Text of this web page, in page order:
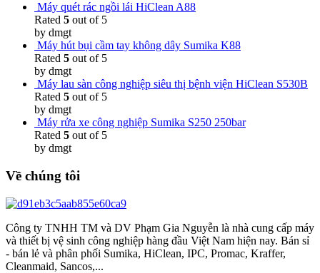
Máy quét rác ngồi lái HiClean A88
Rated 5 out of 5
by dmgt
Máy hút bụi cầm tay không dây Sumika K88
Rated 5 out of 5
by dmgt
Máy lau sàn công nghiệp siêu thị bệnh viện HiClean S530B
Rated 5 out of 5
by dmgt
Máy rửa xe công nghiệp Sumika S250 250bar
Rated 5 out of 5
by dmgt
Về chúng tôi
Công ty TNHH TM và DV Phạm Gia Nguyễn là nhà cung cấp máy
và thiết bị vệ sinh công nghiệp hàng đầu Việt Nam hiện nay. Bán sỉ
- bán lẻ và phân phối Sumika, HiClean, IPC, Promac, Kraffer,
Cleanmaid, Sancos,...